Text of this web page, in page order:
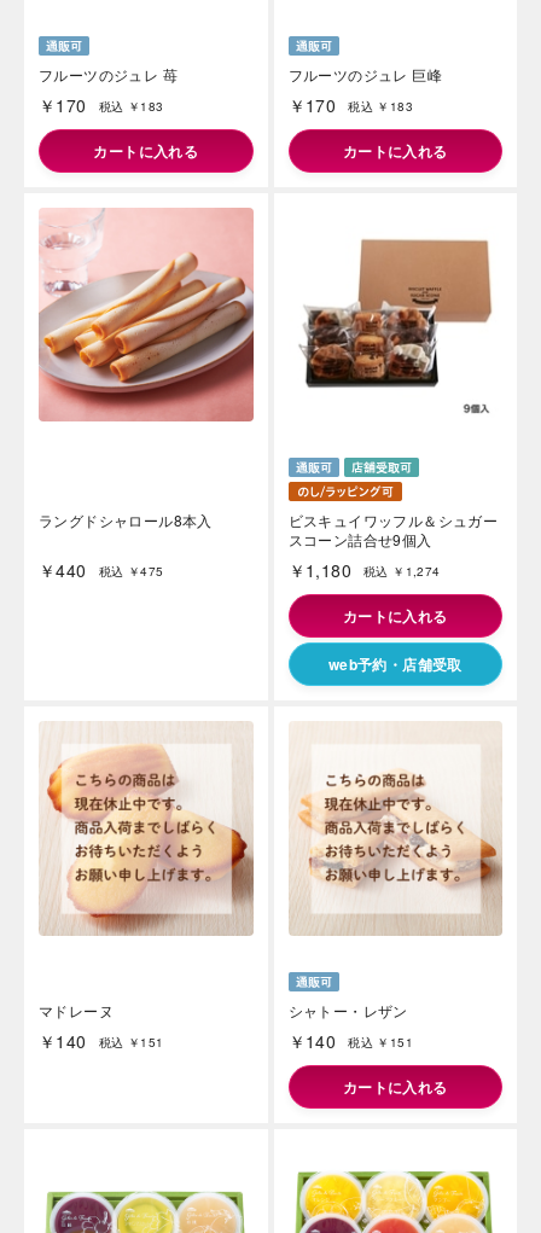
フルーツのジュレ 苺
￥170 税込 ￥183
カートに入れる
フルーツのジュレ 巨峰
￥170 税込 ￥183
カートに入れる
ラングドシャロール8本入
￥440 税込 ￥475
ビスキュイワッフル＆シュガー
スコーン詰合せ9個入
￥1,180 税込 ￥1,274
カートに入れる
web予約・店舗受取
マドレーヌ
￥140 税込 ￥151
シャトー・レザン
￥140 税込 ￥151
カートに入れる